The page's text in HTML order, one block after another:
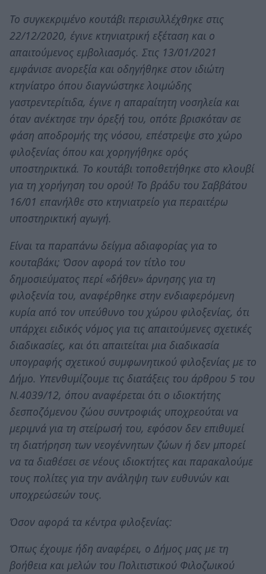
Το συγκεκριμένο κουτάβι περισυλλέχθηκε στις
22/12/2020, έγινε κτηνιατρική εξέταση και ο
απαιτούμενος εμβολιασμός. Στις 13/01/2021
εμφάνισε ανορεξία και οδηγήθηκε στον ιδιώτη
κτηνίατρο όπου διαγνώστηκε λοιμώδης
γαστρεντερίτιδα, έγινε η απαραίτητη νοσηλεία και
όταν ανέκτησε την όρεξή του, οπότε βρισκόταν σε
φάση αποδρομής της νόσου, επέστρεψε στο χώρο
φιλοξενίας όπου και χορηγήθηκε ορός
υποστηρικτικά. Το κουτάβι τοποθετήθηκε στο κλουβί
για τη χορήγηση του ορού! Το βράδυ του Σαββάτου
16/01 επανήλθε στο κτηνιατρείο για περαιτέρω
υποστηρικτική αγωγή.
Είναι τα παραπάνω δείγμα αδιαφορίας για το
κουταβάκι; Όσον αφορά τον τίτλο του
δημοσιεύματος περί «δήθεν» άρνησης για τη
φιλοξενία του, αναφέρθηκε στην ενδιαφερόμενη
κυρία από τον υπεύθυνο του χώρου φιλοξενίας, ότι
υπάρχει ειδικός νόμος για τις απαιτούμενες σχετικές
διαδικασίες, και ότι απαιτείται μια διαδικασία
υπογραφής σχετικού συμφωνητικού φιλοξενίας με το
Δήμο. Υπενθυμίζουμε τις διατάξεις του άρθρου 5 του
Ν.4039/12, όπου αναφέρεται ότι ο ιδιοκτήτης
δεσποζόμενου ζώου συντροφιάς υποχρεούται να
μεριμνά για τη στείρωσή του, εφόσον δεν επιθυμεί
τη διατήρηση των νεογέννητων ζώων ή δεν μπορεί
να τα διαθέσει σε νέους ιδιοκτήτες και παρακαλούμε
τους πολίτες για την ανάληψη των ευθυνών και
υποχρεώσεών τους.
Όσον αφορά τα κέντρα φιλοξενίας:
Όπως έχουμε ήδη αναφέρει, ο Δήμος μας με τη
βοήθεια και μελών του Πολιτιστικού Φιλοζωικού